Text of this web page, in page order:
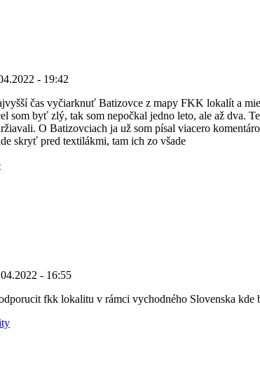
- 19:42
čas vyčiarknuť Batizovce z mapy FKK lokalít a
som byť zlý, tak som nepočkal jedno leto, ale až dva.
O Batizovciach ja už som písal viacero
skryť pred textilákmi, tam ich zo všade
- 16:55
fkk lokalitu v rámci vychodného Slovenska kde